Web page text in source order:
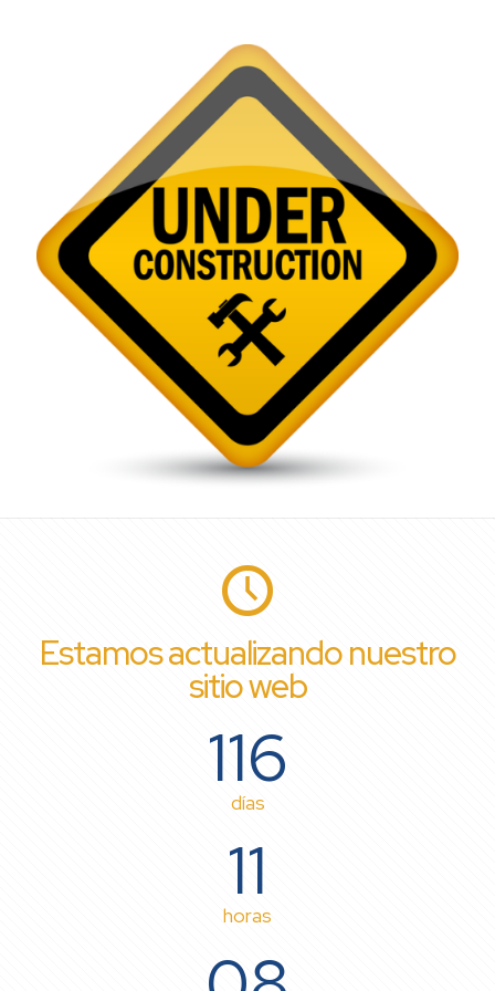
Estamos actualizando nuestro
sitio web
116
días
11
horas